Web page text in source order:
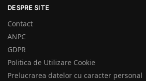
DESPRE SITE
Contact
ANPC
GDPR
Politica de Utilizare Cookie
Prelucrarea datelor cu caracter personal